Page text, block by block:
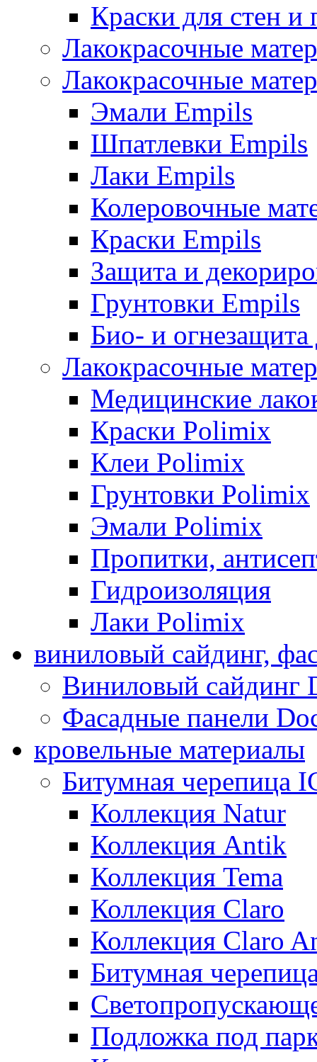
Краски для стен и
Лакокрасочные
Лакокрасочные
Эмали Empils
Шпатлевки Empils
Лаки Empils
Колеровочные
Краски Empils
Защита и
Грунтовки Empils
Био- и
Лакокрасочные
Медицинские
Краски Polimix
Клеи Polimix
Грунтовки Polimix
Эмали Polimix
Пропитки,
Гидроизоляция
Лаки Polimix
виниловый сайдинг,
Виниловый сайдинг
Фасадные панели
кровельные материалы
Битумная черепица
Коллекция Natur
Коллекция Antik
Коллекция Tema
Коллекция Claro
Коллекция Claro
Битумная
Подложка под